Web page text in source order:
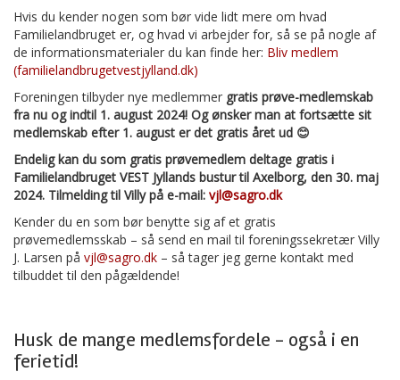
Hvis du kender nogen som bør vide lidt mere om hvad
Familielandbruget er, og hvad vi arbejder for, så se på nogle af
de informationsmaterialer du kan finde her: Bliv medlem
(familielandbrugetvestjylland.dk)
Foreningen tilbyder nye medlemmer gratis prøve-medlemskab
fra nu og indtil 1. august 2024! Og ønsker man at fortsætte sit
medlemskab efter 1. august er det gratis året ud 😊
Endelig kan du som gratis prøvemedlem deltage gratis i
Familielandbruget VEST Jyllands bustur til Axelborg, den 30. maj
2024. Tilmelding til Villy på e-mail: vjl@sagro.dk
Kender du en som bør benytte sig af et gratis
prøvemedlemsskab – så send en mail til foreningssekretær Villy
J. Larsen på vjl@sagro.dk – så tager jeg gerne kontakt med
tilbuddet til den pågældende!
Husk de mange medlemsfordele - også i en
ferietid!